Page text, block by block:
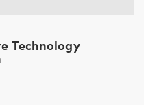
Technology